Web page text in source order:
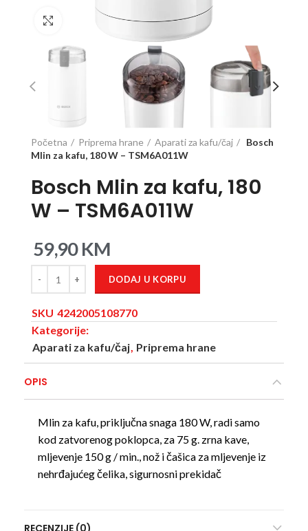
Click to enlarge
Početna Priprema hrane Aparati za kafu/čaj
Bosch
Mlin za kafu, 180 W – TSM6A011W
Bosch Mlin za kafu, 180
W – TSM6A011W
59,90KM
DODAJ U KORPU
SKU 4242005108770
Kategorije:
Aparati za kafu/čaj, Priprema hrane
OPIS
Mlin za kafu, priključna snaga 180 W, radi samo
kod zatvorenog poklopca, za 75 g. zrna kave,
mljevenje 150 g / min., nož i čašica za mljevenje iz
nehrđajućeg čelika, sigurnosni prekidač
RECENZIJE (0)